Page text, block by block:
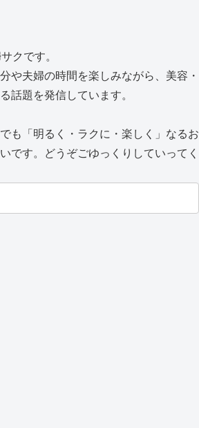
クです。
や夫婦の時間を楽しみながら、美容・
話題を発信しています。
も「明るく・ラクに・楽しく」なるお
です。どうぞごゆっくりしていってく